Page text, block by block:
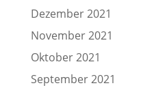
Dezember 2021
November 2021
Oktober 2021
September 2021